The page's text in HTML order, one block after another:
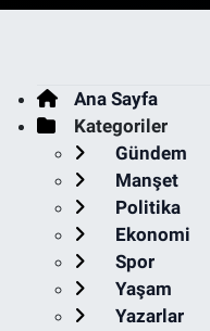
Ana Sayfa
Kategoriler
Gündem
Manşet
Politika
Ekonomi
Spor
Yaşam
Yazarlar